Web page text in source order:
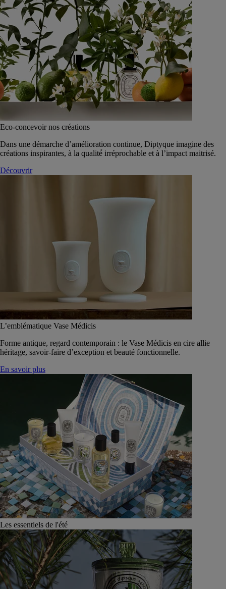
Eco-concevoir nos créations
Dans une démarche d’amélioration continue, Diptyque imagine des
créations inspirantes, à la qualité́ irréprochable et à l’impact maitrisé.
Découvrir
L’emblématique Vase Médicis
Forme antique, regard contemporain : le Vase Médicis en cire allie
héritage, savoir-faire d’exception et beauté fonctionnelle.
En savoir plus
Les essentiels de l'été